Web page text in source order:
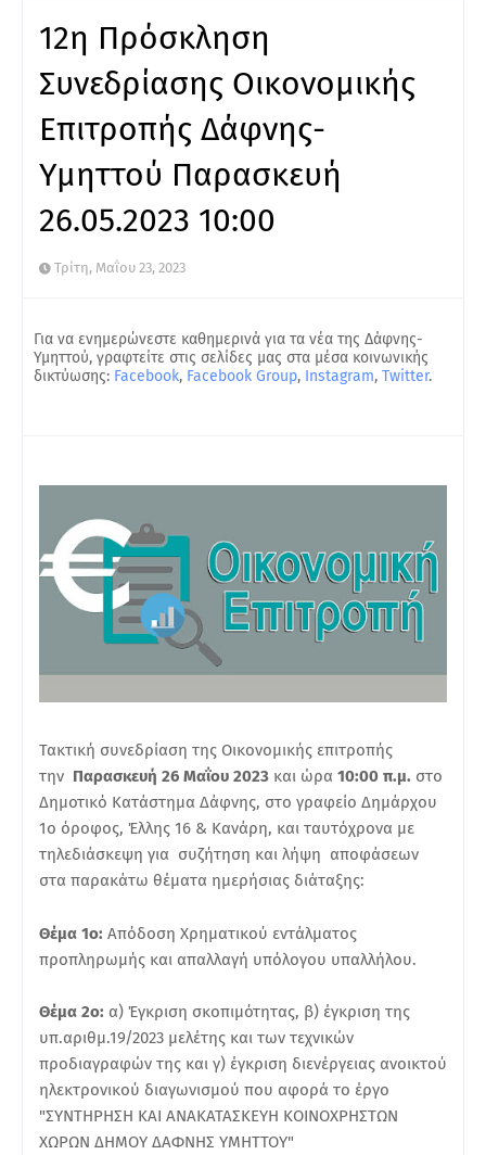
12η Πρόσκληση
Συνεδρίασης Οικονομικής
Επιτροπής Δάφνης-
Υμηττού Παρασκευή
26.05.2023 10:00
Τρίτη, Μαΐου 23, 2023
Για να ενημερώνεστε καθημερινά για τα νέα της Δάφνης-
Υμηττού, γραφτείτε στις σελίδες μας στα μέσα κοινωνικής
δικτύωσης: Facebook, Facebook Group, Instagram, Twitter.
Τακτική συνεδρίαση της Οικονομικής επιτροπής
την Παρασκευή 26 Μαΐου 2023 και ώρα 10:00 π.μ. στο
Δημοτικό Κατάστημα Δάφνης, στο γραφείο Δημάρχου
1ο όροφος, Έλλης 16 & Κανάρη, και ταυτόχρονα με
τηλεδιάσκεψη για συζήτηση και λήψη αποφάσεων
στα παρακάτω θέματα ημερήσιας διάταξης:
Θέμα 1ο: Απόδοση Χρηματικού εντάλματος
προπληρωμής και απαλλαγή υπόλογου υπαλλήλου.
Θέμα 2ο: α) Έγκριση σκοπιμότητας, β) έγκριση της
υπ.αριθμ.19/2023 μελέτης και των τεχνικών
προδιαγραφών της και γ) έγκριση διενέργειας ανοικτού
ηλεκτρονικού διαγωνισμού που αφορά το έργο
"ΣΥΝΤΗΡΗΣΗ ΚΑΙ ΑΝΑΚΑΤΑΣΚΕΥΗ ΚΟΙΝΟΧΡΗΣΤΩΝ
ΧΩΡΩΝ ΔΗΜΟΥ ΔΑΦΝΗΣ ΥΜΗΤΤΟΥ"